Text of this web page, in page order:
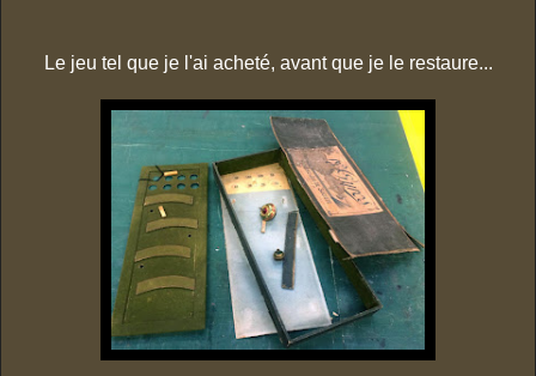
Le jeu tel que je l'ai acheté, avant que je le restaure...